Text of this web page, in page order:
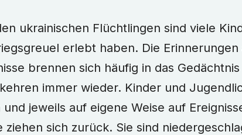
ukrainischen Flüchtlingen sind viele
erlebt haben. Die
brennen sich häufig in das
immer wieder. Kinder und
jeweils auf eigene Weise auf
ziehen sich zurück. Sie sind